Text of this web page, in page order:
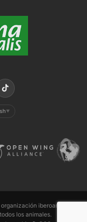
▼
organización iberoamericana
los animales.